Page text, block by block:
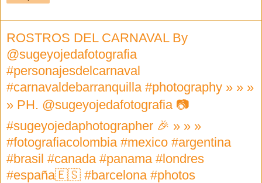
ROSTROS DEL CARNAVAL By
@sugeyojedafotografia
#personajesdelcarnaval
#carnavaldebarranquilla #photography » » »
» PH. @sugeyojedafotografia 📷
#sugeyojedaphotographer 🎉 » » »
#fotografiacolombia #mexico #argentina
#brasil #canada #panama #londres
#españa🇪🇸 #barcelona #photos